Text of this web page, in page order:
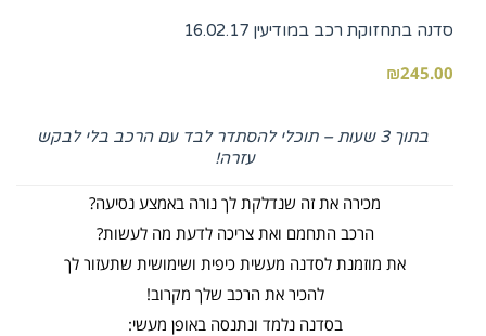
סדנה בתחזוקת רכב במודיעין 16.02.17
₪245.00
בתוך 3 שעות – תוכלי להסתדר לבד עם הרכב בלי לבקש
עזרה!
מכירה את זה שנדלקת לך נורה באמצע נסיעה?
הרכב התחמם ואת צריכה לדעת מה לעשות?
את מוזמנת לסדנה מעשית כיפית ושימושית שתעזור לך
להכיר את הרכב שלך מקרוב!
בסדנה נלמד ונתנסה באופן מעשי: